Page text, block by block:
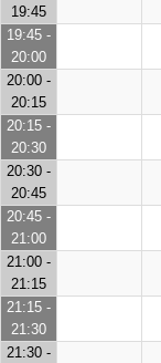
19:45
19:45 -
20:00
20:00 -
20:15
20:15 -
20:30
20:30 -
20:45
20:45 -
21:00
21:00 -
21:15
21:15 -
21:30
21:30 -